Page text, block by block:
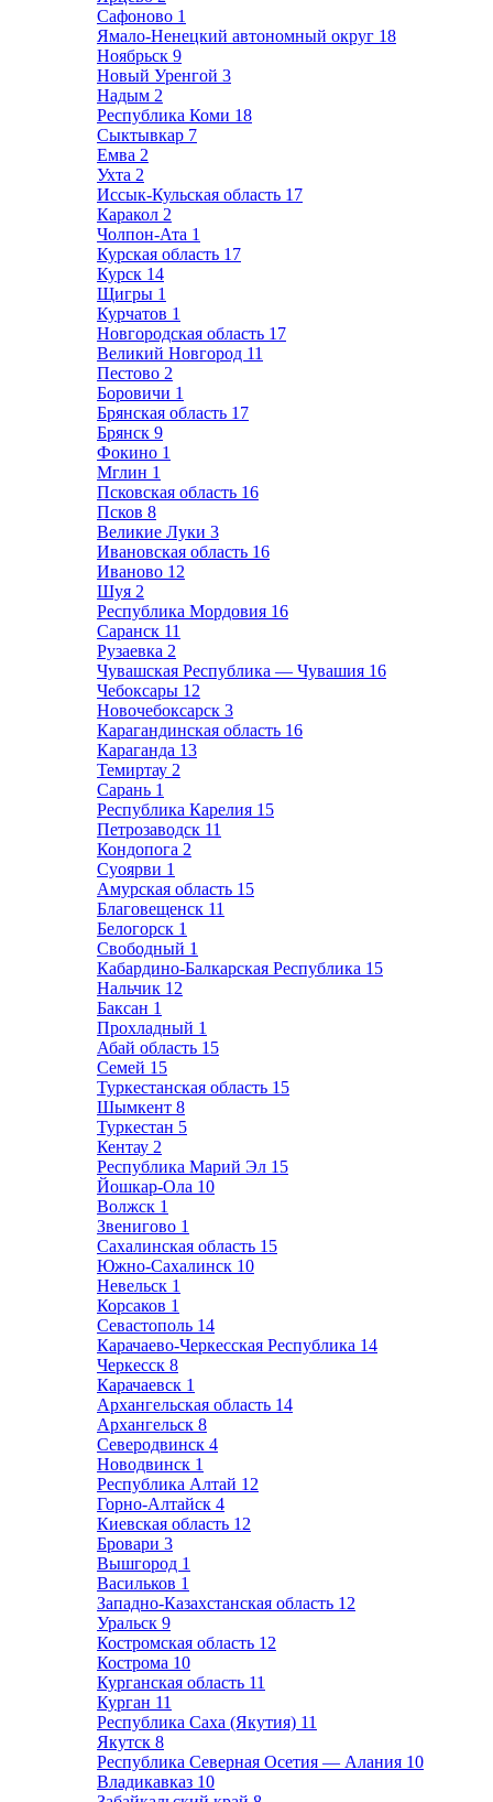
Сафоново 1
Ямало-Ненецкий автономный округ 18
Ноябрьск 9
Новый Уренгой 3
Надым 2
Республика Коми 18
Сыктывкар 7
Емва 2
Ухта 2
Иссык-Кульская область 17
Каракол 2
Чолпон-Ата 1
Курская область 17
Курск 14
Щигры 1
Курчатов 1
Новгородская область 17
Великий Новгород 11
Пестово 2
Боровичи 1
Брянская область 17
Брянск 9
Фокино 1
Мглин 1
Псковская область 16
Псков 8
Великие Луки 3
Ивановская область 16
Иваново 12
Шуя 2
Республика Мордовия 16
Саранск 11
Рузаевка 2
Чувашская Республика — Чувашия 16
Чебоксары 12
Новочебоксарск 3
Карагандинская область 16
Караганда 13
Темиртау 2
Сарань 1
Республика Карелия 15
Петрозаводск 11
Кондопога 2
Суоярви 1
Амурская область 15
Благовещенск 11
Белогорск 1
Свободный 1
Кабардино-Балкарская Республика 15
Нальчик 12
Баксан 1
Прохладный 1
Абай область 15
Семей 15
Туркестанская область 15
Шымкент 8
Туркестан 5
Кентау 2
Республика Марий Эл 15
Йошкар-Ола 10
Волжск 1
Звенигово 1
Сахалинская область 15
Южно-Сахалинск 10
Невельск 1
Корсаков 1
Севастополь 14
Карачаево-Черкесская Республика 14
Черкесск 8
Карачаевск 1
Архангельская область 14
Архангельск 8
Северодвинск 4
Новодвинск 1
Республика Алтай 12
Горно-Алтайск 4
Киевская область 12
Бровари 3
Вышгород 1
Васильков 1
Западно-Казахстанская область 12
Уральск 9
Костромская область 12
Кострома 10
Курганская область 11
Курган 11
Республика Саха (Якутия) 11
Якутск 8
Республика Северная Осетия — Алания 10
Владикавказ 10